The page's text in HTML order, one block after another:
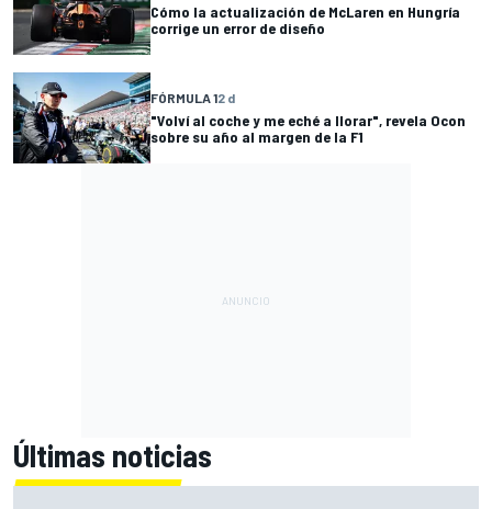
Cómo la actualización de McLaren en Hungría
corrige un error de diseño
FÓRMULA 12 d
"Volví al coche y me eché a llorar", revela Ocon
sobre su año al margen de la F1
Últimas noticias